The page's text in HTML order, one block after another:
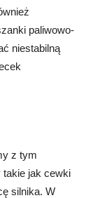
paliwowo-
niestabilną
z tym
takie jak cewki
silnika. W